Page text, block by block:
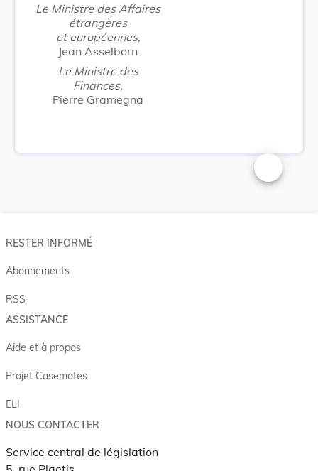
Le Ministre des Affaires
étrangères
et européennes,
Jean Asselborn
Le Ministre des
Finances,
Pierre Gramegna
Changer la
RESTER INFORMÉ
Abonnements
RSS
ASSISTANCE
Aide et à propos
Projet Casemates
ELI
NOUS CONTACTER
Service central de législation